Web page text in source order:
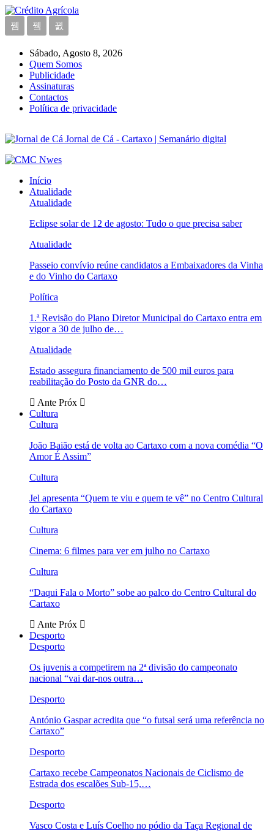
Sábado, Agosto 8, 2026
Quem Somos
Publicidade
Assinaturas
Contactos
Política de privacidade
Jornal de Cá - Cartaxo | Semanário digital
Início
Atualidade
Atualidade
Eclipse solar de 12 de agosto: Tudo o que precisa saber
Atualidade
Passeio convívio reúne candidatos a Embaixadores da Vinha
e do Vinho do Cartaxo
Política
1.ª Revisão do Plano Diretor Municipal do Cartaxo entra em
vigor a 30 de julho de…
Atualidade
Estado assegura financiamento de 500 mil euros para
reabilitação do Posto da GNR do…
Ante Próx
Cultura
Cultura
João Baião está de volta ao Cartaxo com a nova comédia “O
Amor É Assim”
Cultura
Jel apresenta “Quem te viu e quem te vê” no Centro Cultural
do Cartaxo
Cultura
Cinema: 6 filmes para ver em julho no Cartaxo
Cultura
“Daqui Fala o Morto” sobe ao palco do Centro Cultural do
Cartaxo
Ante Próx
Desporto
Desporto
Os juvenis a competirem na 2ª divisão do campeonato
nacional “vai dar-nos outra…
Desporto
António Gaspar acredita que “o futsal será uma referência no
Cartaxo”
Desporto
Cartaxo recebe Campeonatos Nacionais de Ciclismo de
Estrada dos escalões Sub-15,…
Desporto
Vasco Costa e Luís Coelho no pódio da Taça Regional de